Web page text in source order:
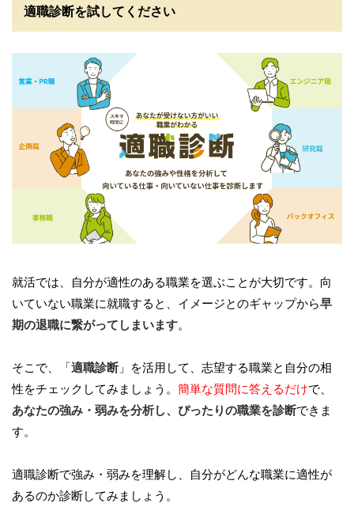
適職診断を試してください
就活では、自分が適性のある職業を選ぶことが大切です。向
いていない職業に就職すると、イメージとのギャップから早
期の退職に繋がってしまいます。
そこで、「適職診断」を活用して、志望する職業と自分の相
性をチェックしてみましょう。 簡単な質問に答えるだけで、
あなたの強み・弱みを分析し、ぴったりの職業を診断できま
す。
適職診断で強み・弱みを理解し、自分がどんな職業に適性が
あるのか診断してみましょう。